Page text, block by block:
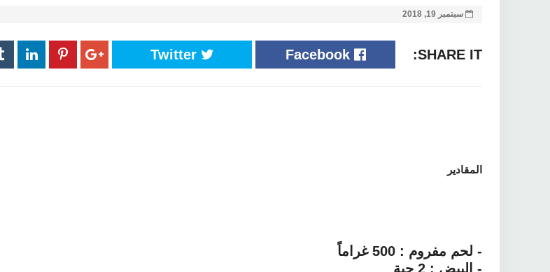
سبتمبر 19, 2018
SHARE IT:
Facebook
Twitter
المقادير
- لحم مفروم : 500 غراماً
- البيض : 2 حبة